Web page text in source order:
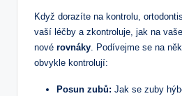
Když dorazíte na kontrolu,
vaší léčby a zkontroluje, jak na
nové rovnáky. Podívejme se na
obvykle kontrolují:
Posun zubů: Jak se zuby